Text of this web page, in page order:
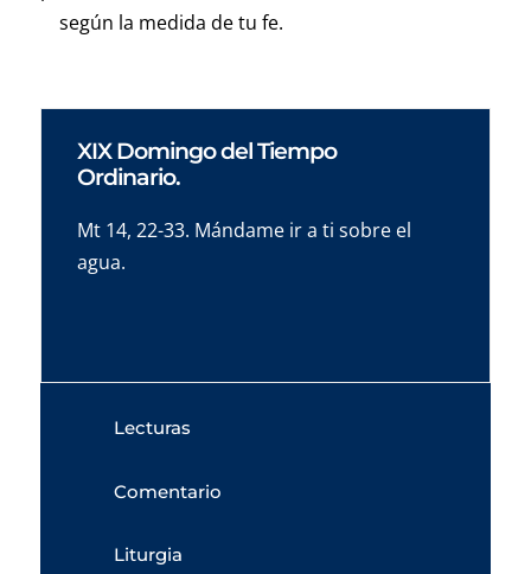
según la medida de tu fe.
XIX Domingo del Tiempo
Ordinario.
Mt 14, 22-33. Mándame ir a ti sobre el
agua.
Lecturas
Comentario
Liturgia